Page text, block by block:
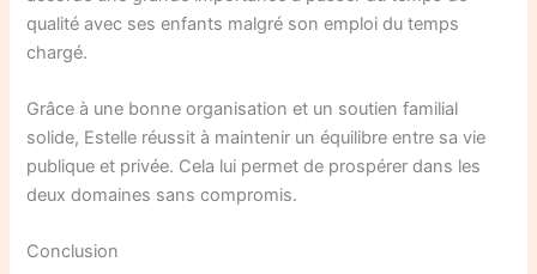
qualité avec ses enfants malgré son emploi du temps
chargé.
Grâce à une bonne organisation et un soutien familial
solide, Estelle réussit à maintenir un équilibre entre sa vie
publique et privée. Cela lui permet de prospérer dans les
deux domaines sans compromis.
Conclusion